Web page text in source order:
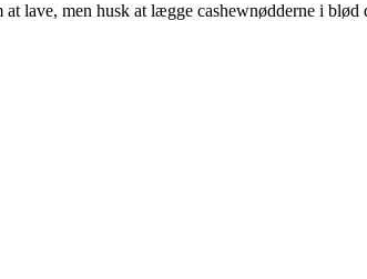
lave, men husk at lægge cashewnødderne i